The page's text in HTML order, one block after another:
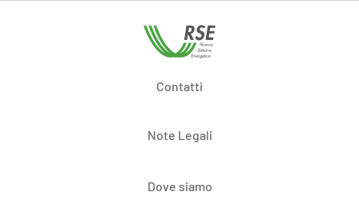
Contatti
Note Legali
Dove siamo